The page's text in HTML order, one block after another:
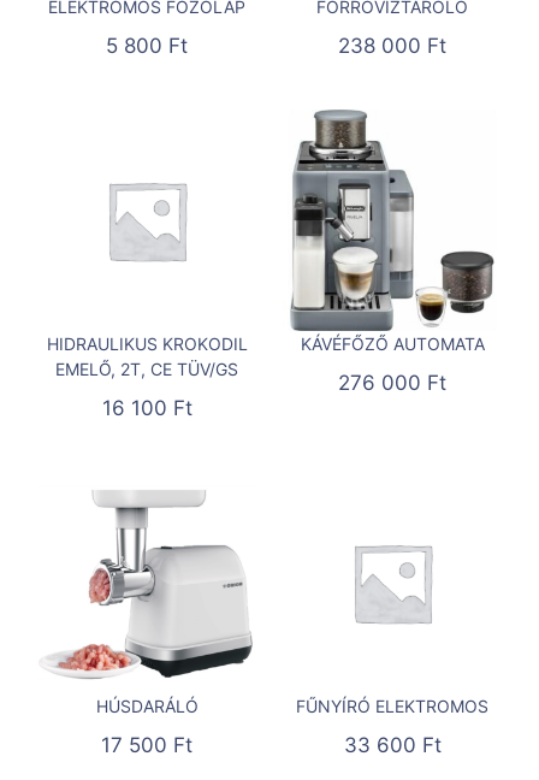
ELEKTROMOS FŐZŐLAP
5 800 Ft
FORRÓVÍZTÁROLÓ
238 000 Ft
HIDRAULIKUS KROKODIL
EMELŐ, 2T, CE TÜV/GS
16 100 Ft
KÁVÉFŐZŐ AUTOMATA
276 000 Ft
HÚSDARÁLÓ
17 500 Ft
FŰNYÍRÓ ELEKTROMOS
33 600 Ft